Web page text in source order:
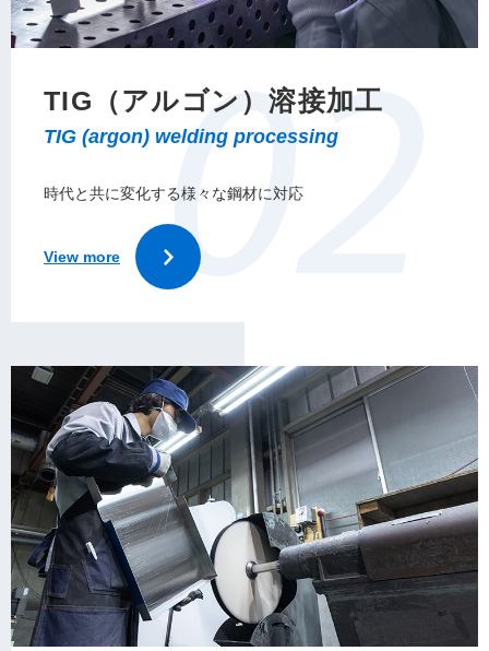
TIG（アルゴン）溶接加工
時代と共に変化する様々な鋼材に対応
View more